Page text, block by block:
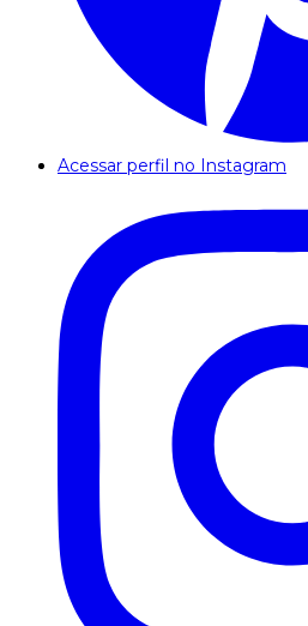
Acessar perfil no Instagram